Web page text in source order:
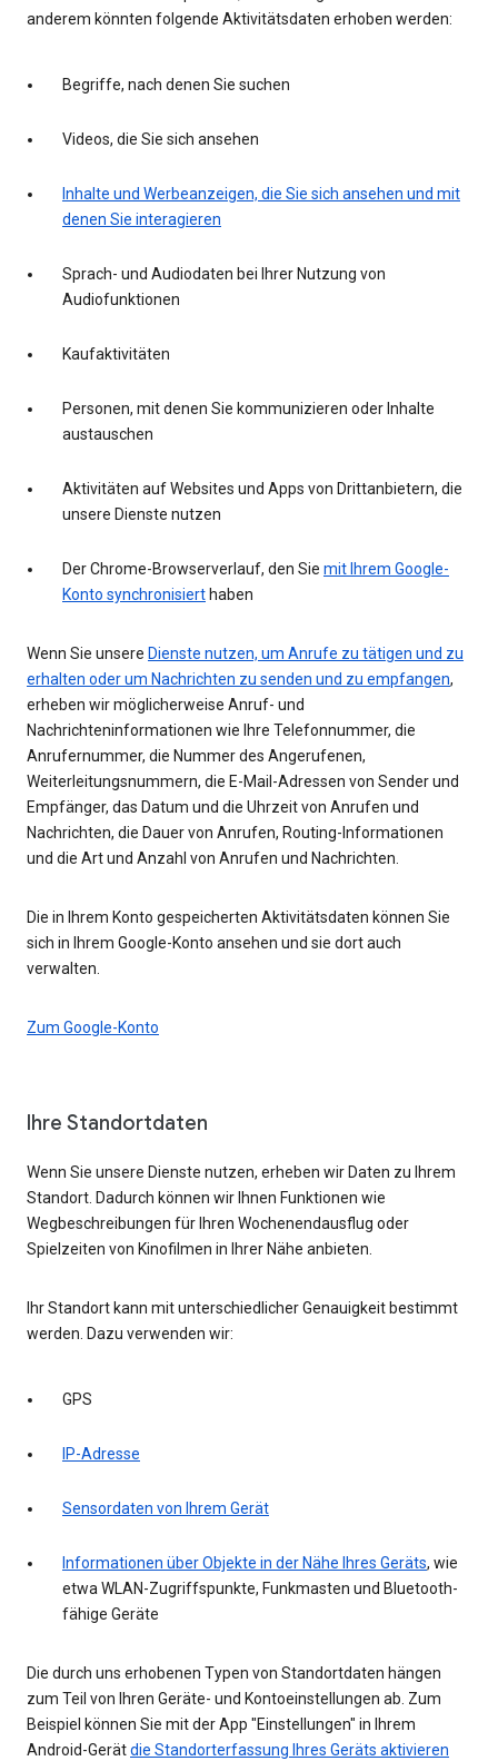
anderem könnten folgende Aktivitätsdaten erhoben werden:
Begriffe, nach denen Sie suchen
Videos, die Sie sich ansehen
Inhalte und Werbeanzeigen, die Sie sich ansehen und mit
denen Sie interagieren
Sprach- und Audiodaten bei Ihrer Nutzung von
Audiofunktionen
Kaufaktivitäten
Personen, mit denen Sie kommunizieren oder Inhalte
austauschen
Aktivitäten auf Websites und Apps von Drittanbietern, die
unsere Dienste nutzen
Der Chrome-Browserverlauf, den Sie mit Ihrem Google-
Konto synchronisiert haben
Wenn Sie unsere Dienste nutzen, um Anrufe zu tätigen und zu
erhalten oder um Nachrichten zu senden und zu empfangen,
erheben wir möglicherweise Anruf- und
Nachrichteninformationen wie Ihre Telefonnummer, die
Anrufernummer, die Nummer des Angerufenen,
Weiterleitungsnummern, die E-Mail-Adressen von Sender und
Empfänger, das Datum und die Uhrzeit von Anrufen und
Nachrichten, die Dauer von Anrufen, Routing-Informationen
und die Art und Anzahl von Anrufen und Nachrichten.
Die in Ihrem Konto gespeicherten Aktivitätsdaten können Sie
sich in Ihrem Google-Konto ansehen und sie dort auch
verwalten.
Zum Google-Konto
Ihre Standortdaten
Wenn Sie unsere Dienste nutzen, erheben wir Daten zu Ihrem
Standort. Dadurch können wir Ihnen Funktionen wie
Wegbeschreibungen für Ihren Wochenendausflug oder
Spielzeiten von Kinofilmen in Ihrer Nähe anbieten.
Ihr Standort kann mit unterschiedlicher Genauigkeit bestimmt
werden. Dazu verwenden wir:
GPS
IP-Adresse
Sensordaten von Ihrem Gerät
Informationen über Objekte in der Nähe Ihres Geräts, wie
etwa WLAN-Zugriffspunkte, Funkmasten und Bluetooth-
fähige Geräte
Die durch uns erhobenen Typen von Standortdaten hängen
zum Teil von Ihren Geräte- und Kontoeinstellungen ab. Zum
Beispiel können Sie mit der App "Einstellungen" in Ihrem
Android-Gerätdie Standorterfassung Ihres Geräts aktivieren